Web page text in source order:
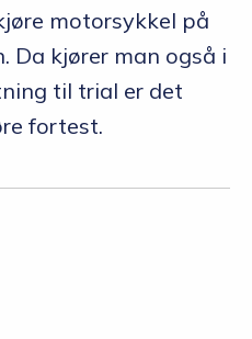
motorsykkel på
Da kjører man også i
til trial er det
fortest.